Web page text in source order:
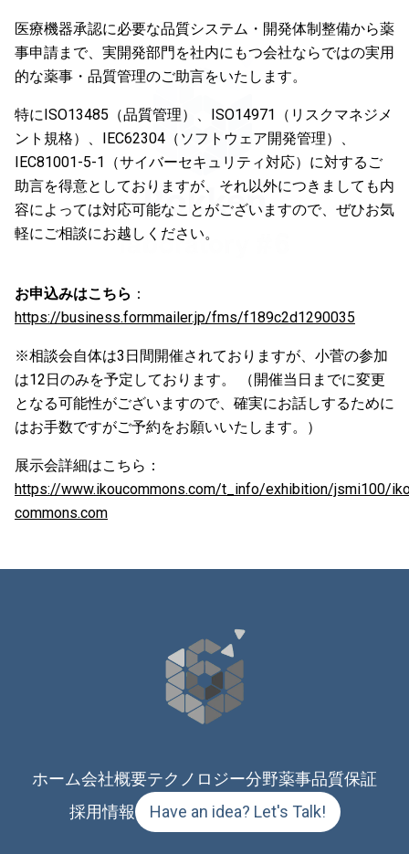
医療機器承認に必要な品質システム・開発体制整備から薬
事申請まで、実開発部門を社内にもつ会社ならではの実用
的な薬事・品質管理のご助言をいたします。
特にISO13485（品質管理）、ISO14971（リスクマネジメ
ント規格）、IEC62304（ソフトウェア開発管理）、
IEC81001-5-1（サイバーセキュリティ対応）に対するご
助言を得意としておりますが、それ以外につきましても内
容によっては対応可能なことがございますので、ぜひお気
軽にご相談にお越しください。
お申込みはこちら ：
https://business.formmailer.jp/fms/f189c2d1290035
※相談会自体は3日間開催されておりますが、小菅の参加
は12日のみを予定しております。 （開催当日までに変更
となる可能性がございますので、確実にお話しするために
はお手数ですがご予約をお願いいたします。）
展示会詳細はこちら：
https://www.ikoucommons.com/t_info/exhibition/jsmi100/
commons.com
ホーム会社概要テクノロジー分野薬事品質保証
採用情報
Have an idea? Let's Talk!